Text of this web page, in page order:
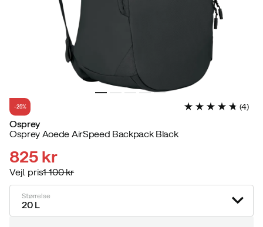
-25% (4)
Osprey
Osprey Aoede AirSpeed Backpack Black
discounted
price
825 kr
original
price
Vejl. pris1 100 kr
Størrelse
20 L